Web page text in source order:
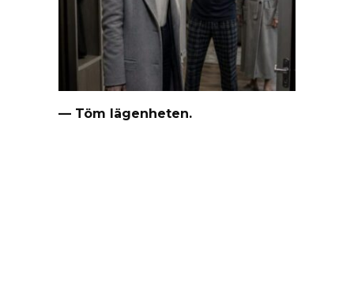
— Töm lägenheten.